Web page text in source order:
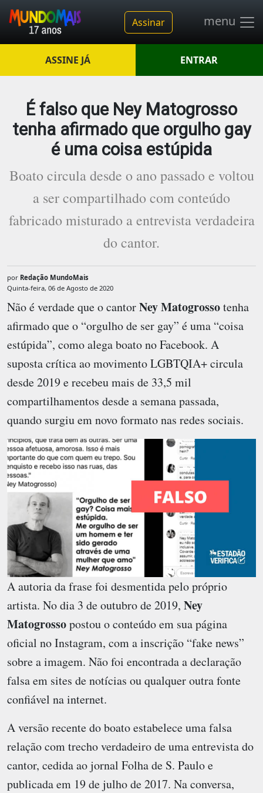
Assinar menu
ASSINE JÁ ENTRAR
É falso que Ney Matogrosso
tenha afirmado que orgulho gay
é uma coisa estúpida
Boato circula desde o ano passado e voltou
a ser compartilhado com conteúdo
fabricado misturado a entrevista verdadeira
do cantor.
por Redação MundoMais
Quinta-feira, 06 de Agosto de 2020
Não é verdade que o cantorNey Matogrossotenha
afirmado que o “orgulho de ser gay” é uma “coisa
estúpida”, como alega boato no Facebook. A
suposta crítica ao movimento LGBTQIA+ circula
desde 2019 e recebeu mais de 33,5 mil
compartilhamentos desde a semana passada,
quando surgiu em novo formato nas redes sociais.
A autoria da frase foi desmentida pelo próprio
artista. No dia 3 de outubro de 2019, Ney
Matogrossopostou o conteúdo em sua página
oficial no Instagram, com a inscrição “fake news”
sobre a imagem. Não foi encontrada a declaração
falsa em sites de notícias ou qualquer outra fonte
confiável na internet.
A versão recente do boato estabelece uma falsa
relação com trecho verdadeiro de uma entrevista do
cantor, cedida ao jornal Folha de S. Paulo e
publicada em 19 de julho de 2017. Na conversa,